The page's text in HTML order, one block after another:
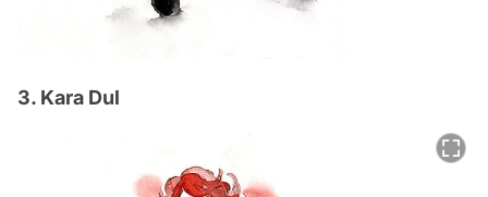
3. Kara Dul